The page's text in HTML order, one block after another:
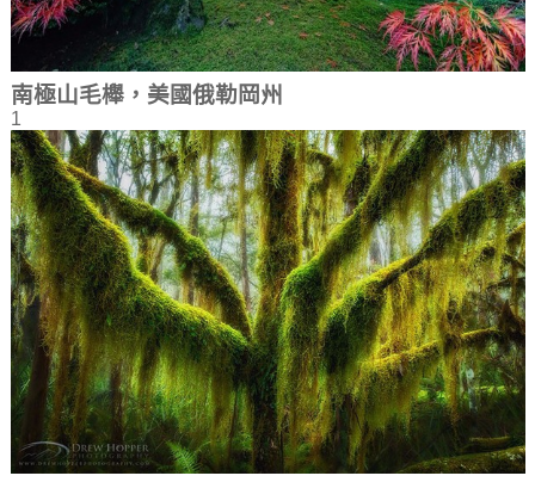
南極山毛櫸，美國俄勒岡州
1